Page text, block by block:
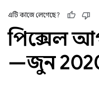
এটি কাজে লেগেছে?
পিক্সেল
—জুন